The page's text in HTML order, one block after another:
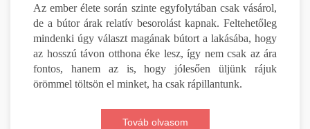
Az ember élete során szinte egyfolytában csak vásárol,
de a bútor árak relatív besorolást kapnak. Feltehetőleg
mindenki úgy választ magának bútort a lakásába, hogy
az hosszú távon otthona éke lesz, így nem csak az ára
fontos, hanem az is, hogy jólesően üljünk rájuk
örömmel töltsön el minket, ha csak rápillantunk.
Továb olvasom